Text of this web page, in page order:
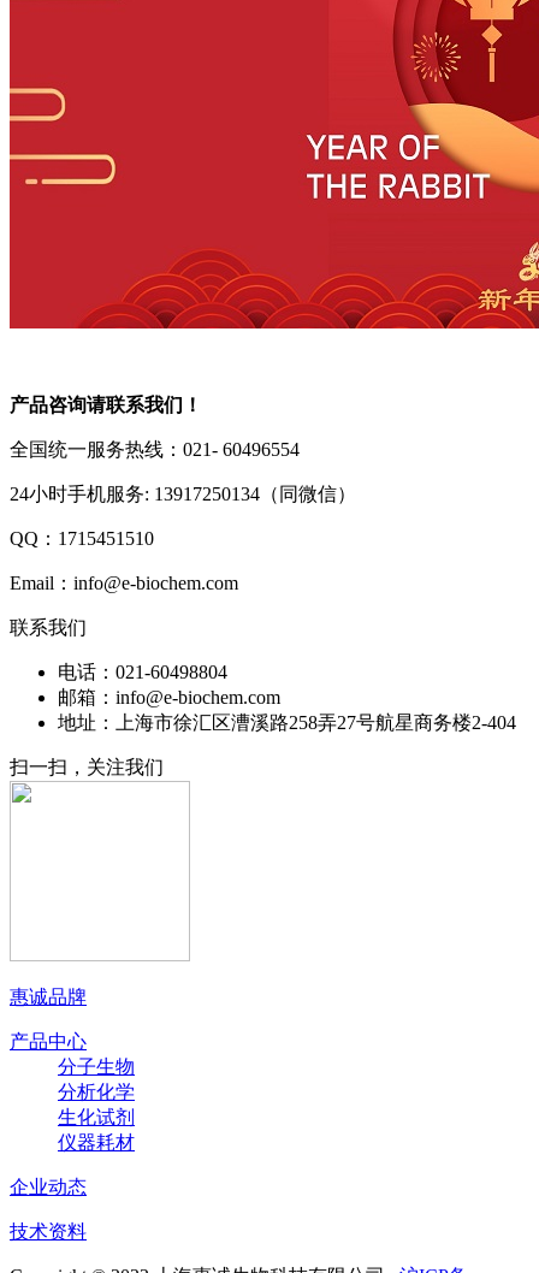
产品咨询请联系我们！
全国统一服务热线：021- 60496554
24小时手机服务: 13917250134（同微信）
QQ：1715451510
Email：info@e-biochem.com
联系我们
电话：021-60498804
邮箱：info@e-biochem.com
地址：上海市徐汇区漕溪路258弄27号航星商务楼2-404
扫一扫，关注我们
惠诚品牌
产品中心
分子生物
分析化学
生化试剂
仪器耗材
企业动态
技术资料